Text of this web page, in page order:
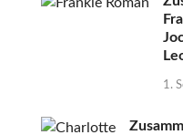
1.